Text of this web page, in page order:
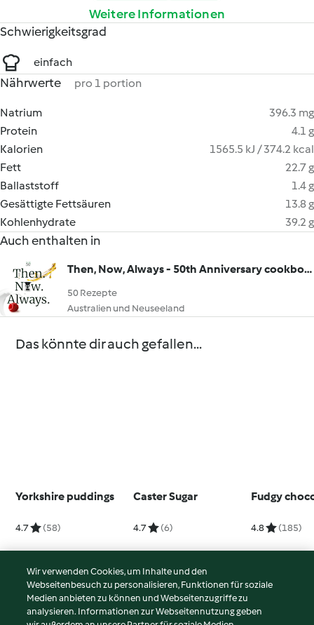
Weitere Informationen
Schwierigkeitsgrad
einfach
Nährwerte pro 1 portion
Natrium
396.3 mg
Protein
4.1 g
Kalorien
1565.5 kJ / 374.2 kcal
Fett
22.7 g
Ballaststoff
1.4 g
Gesättigte Fettsäuren
13.8 g
Kohlenhydrate
39.2 g
Auch enthalten in
Then, Now, Always - 50th Anniversary cookbook
50 Rezepte
Australien und Neuseeland
Das könnte dir auch gefallen...
Yorkshire puddings
4.7 (58)
Caster Sugar
4.7 (6)
Fudgy
4.8 (185)
© Copyright 2026
Wir verwenden Cookies, um Inhalte und den
Webseitenbesuch zu personalisieren, Funktionen für soziale
Medien anbieten zu können und Webseitenzugriffe zu
analysieren. Informationen zur Webseitennutzung geben